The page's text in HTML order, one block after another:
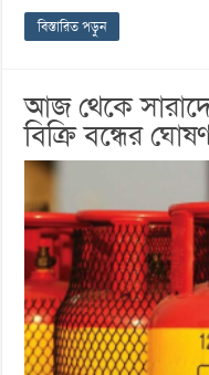
বিস্তারিত পড়ুন
আজ থেকে
বিক্রি বন্ধের